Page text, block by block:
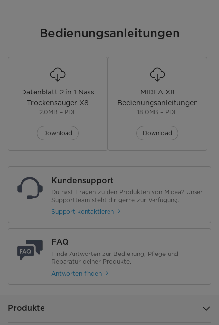
Akku Ladezeit (circa) [Std.]
Nennspannung [V]
Ausstattung & Funktion
Leistungsstufen
Schmutzsensor
Sprachsteuerung
Geräuschpegel [dB(A)]
LED-Display
Ergonomischer Griff
Bedienungsanleitungen
Datenblatt 2 in 1 Nass
Trockensauger X8
2.0MB – PDF
Download
MIDEA X8
Bedienungsanleitungen
18.0MB – PDF
Download
Kundensupport
Du hast Fragen zu den Produkten von Midea? Unser
Supportteam steht dir gerne zur Verfügung.
Support kontaktieren
FAQ
Finde Antworten zur Bedienung, Pflege und
Reparatur deiner Produkte.
Antworten finden
Produkte